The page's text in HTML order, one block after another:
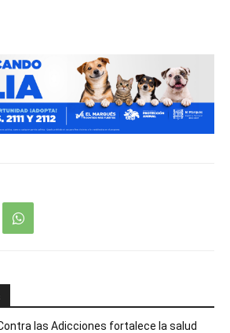
las Adicciones fortalece la salud